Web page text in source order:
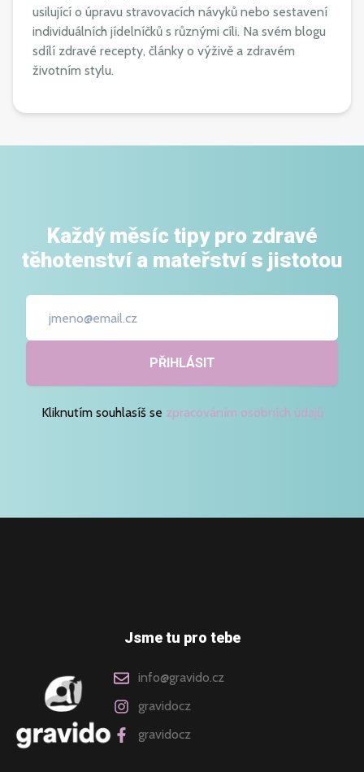
usilující o úpravu stravovacích návyků nebo sestavení
individuálních jídelníčků s různými cíli. Na svém blogu
sdílí zdravé recepty, články o výživě a zdravém
životním stylu.
Každý měsíc tipy pro zdravé
těhotenství a mateřství s jistotou
PŘIHLÁSIT
Kliknutím souhlasíš se zpracováním osobních údajů
Jsme tu pro tebe
info@gravido.cz
gravidocz
gravidocz